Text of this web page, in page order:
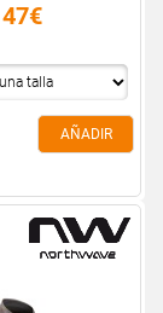
AÑADIR